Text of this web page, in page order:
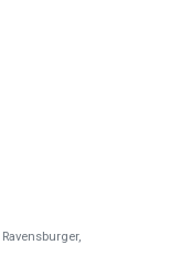
Ravensburger,